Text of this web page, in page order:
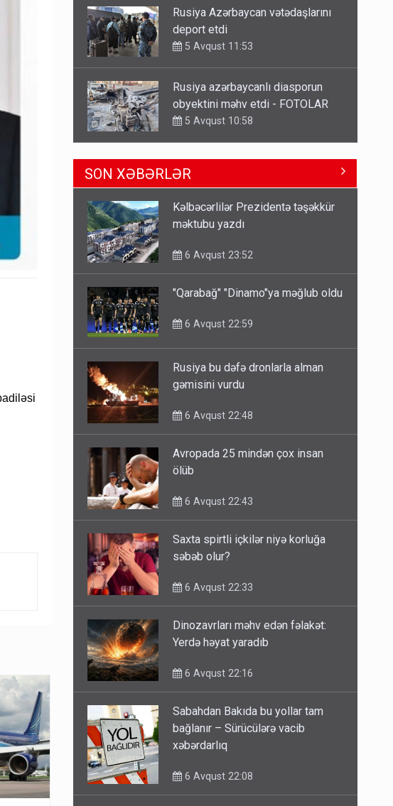
Rusiya azərbaycanlı diasporun
obyektini məhv etdi - FOTOLAR
5 Avqust 10:58
Bu tarixdən HAVALAR DƏYİŞİR -
İSTİLƏR BİTİR
4 Avqust 22:04
ŞOK! David Seliverstov ölkədən
qaçdı
gedə biləcəksiniz - SİYAHI
iştirakçısı detalları açıqladı
SON XƏBƏRLƏR
Kəlbəcərlilər Prezidentə təşəkkür
məktubu yazdı
6 Avqust 23:52
"Qarabağ" "Dinamo"ya məğlub oldu
6 Avqust 22:59
Rusiya bu dəfə dronlarla alman
gəmisini vurdu
6 Avqust 22:48
Avropada 25 mindən çox insan
ölüb
6 Avqust 22:43
Saxta spirtli içkilər niyə korluğa
səbəb olur?
6 Avqust 22:33
Dinozavrları məhv edən fəlakət:
Yerdə həyat yaradıb
6 Avqust 22:16
Sabahdan Bakıda bu yollar tam
bağlanır – Sürücülərə vacib
xəbərdarlıq
6 Avqust 22:08